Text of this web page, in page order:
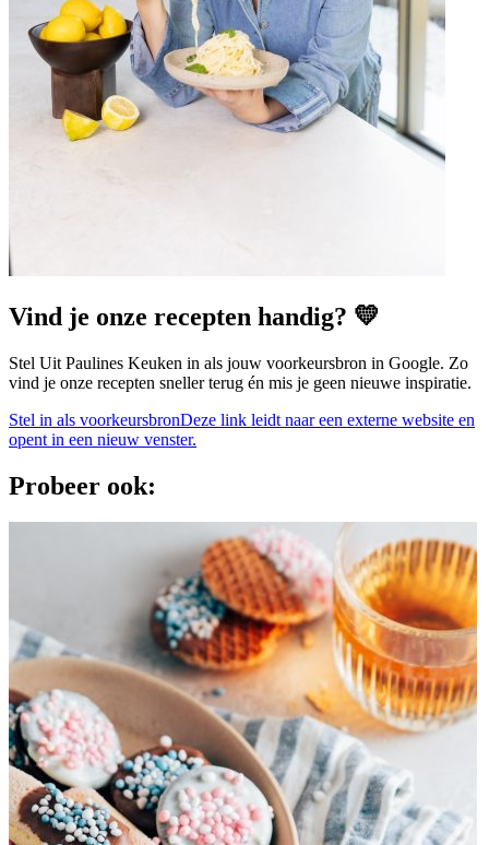
Vind je onze recepten handig? 💛
Stel Uit Paulines Keuken in als jouw voorkeursbron in Google. Zo
vind je onze recepten sneller terug én mis je geen nieuwe inspiratie.
Stel in als voorkeursbronDeze link leidt naar een externe website en
opent in een nieuw venster.
Probeer ook: